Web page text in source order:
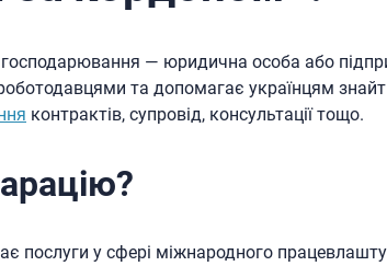
господарювання — юридична особа або
та допомагає українцям
контрактів, супровід, консультації тощо.
послуги у сфері міжнародного